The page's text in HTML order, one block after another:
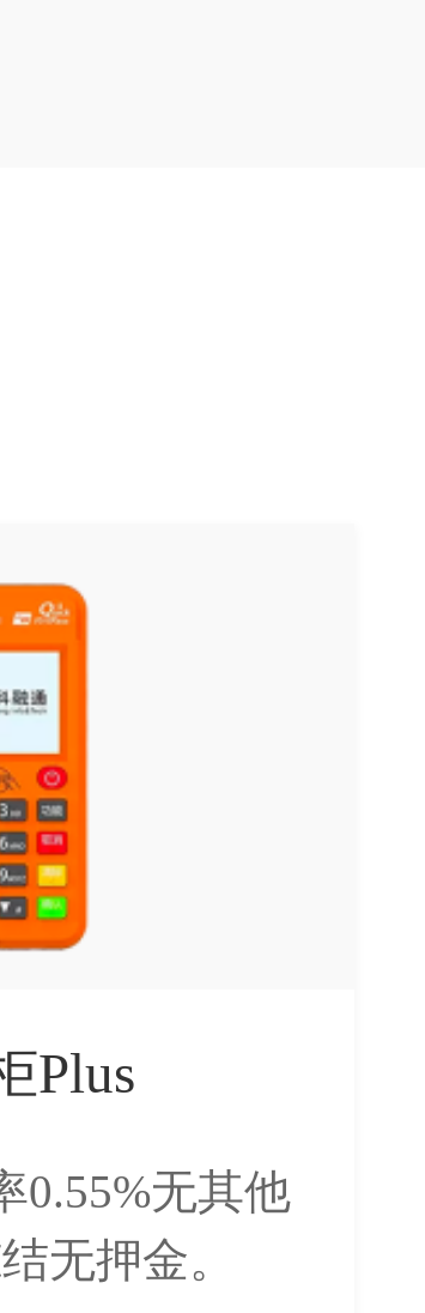
Plus
0.55%无其他
无押金。